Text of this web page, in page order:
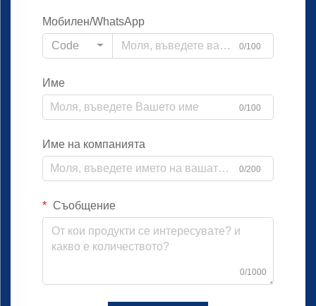
Мобилен/WhatsApp
Code
0/100
Име
0/100
Име на компанията
0/200
Съобщение
0/1000